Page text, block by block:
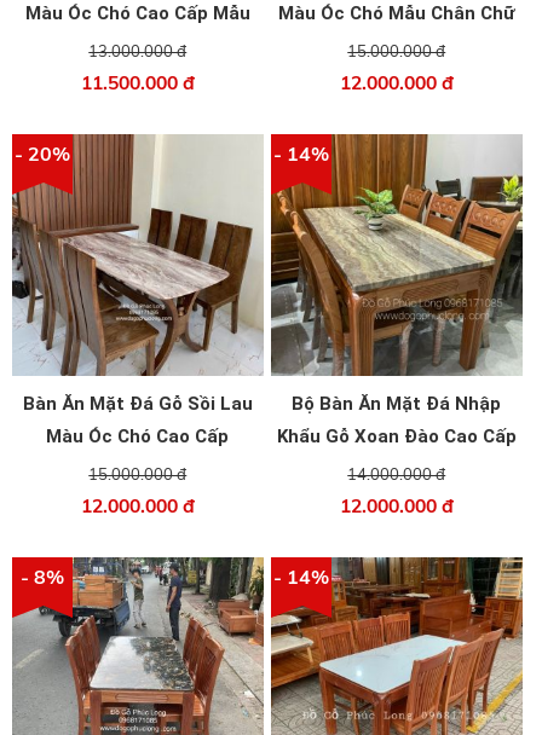
Màu Óc Chó Cao Cấp Mẫu
Chân Chữ U
13.000.000 đ
11.500.000 đ
Màu Óc Chó Mẫu Chân Chữ
X
15.000.000 đ
12.000.000 đ
- 20%
Bàn Ăn Mặt Đá Gỗ Sồi Lau
Màu Óc Chó Cao Cấp
15.000.000 đ
12.000.000 đ
- 14%
Bộ Bàn Ăn Mặt Đá Nhập
Khẩu Gỗ Xoan Đào Cao Cấp
6 Ghế
14.000.000 đ
12.000.000 đ
- 8% - 14%